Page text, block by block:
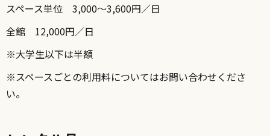
スペース単位 3,000〜3,600円／日
全館 12,000円／日
※大学生以下は半額
※スペースごとの利用料についてはお問い合わせくださ
い。